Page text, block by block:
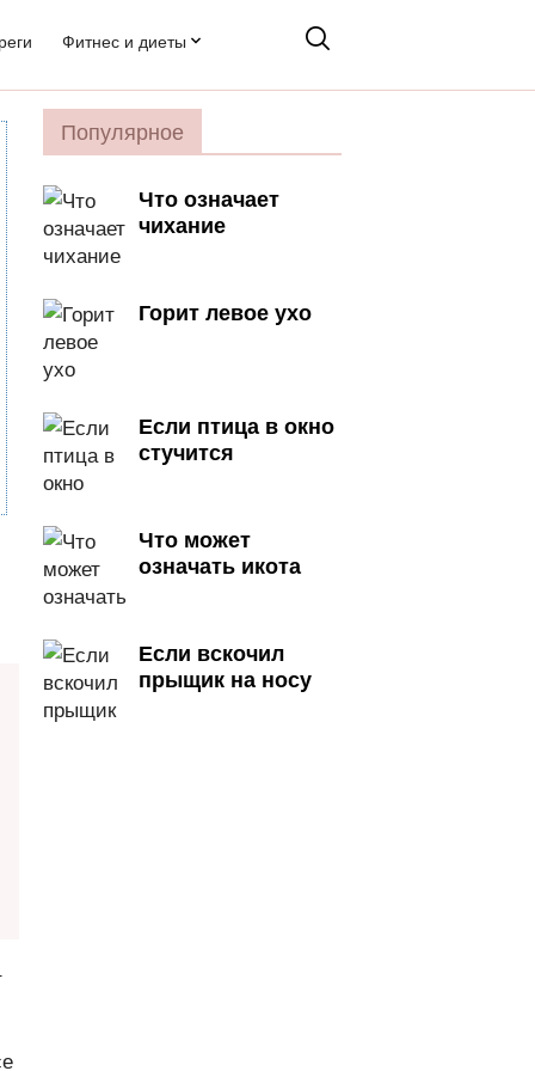
Фитнес и диеты
Популярное
Что означает
чихание
Горит левое ухо
Если птица в окно
стучится
Что может
означать икота
Если вскочил
прыщик на носу